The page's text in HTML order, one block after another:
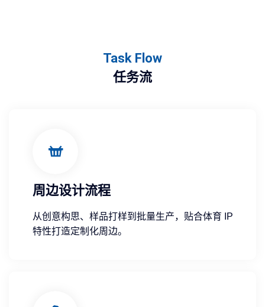
Task Flow
任务流
周边设计流程
从创意构思、样品打样到批量生产，贴合体育 IP
特性打造定制化周边。